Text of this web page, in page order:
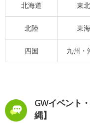
北海道 東北
北陸 東海
四国 九州・
GWイベント
縄】